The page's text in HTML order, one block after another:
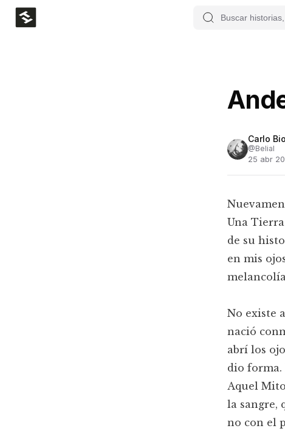
Carlo
@Belial
25 abr
Una
de su
en mis
No existe
nació
abrí los
dio forma.
Aquel
la sangre,
no con el